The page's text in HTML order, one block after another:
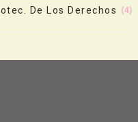
De Los Derechos
(4)